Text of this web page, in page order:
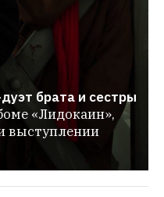
брата и сестры
«Лидокаин»,
выступлении